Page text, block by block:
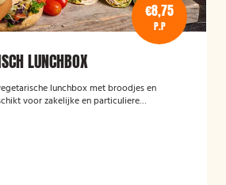
€8,75
P.P
LUNCHBOX
lunchbox met broodjes en
voor zakelijke en particuliere